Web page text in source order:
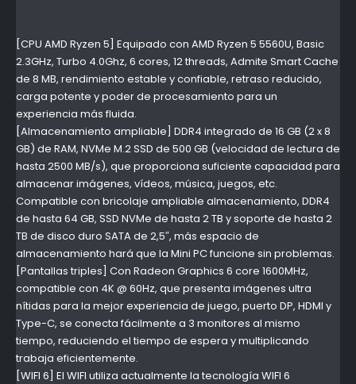
[CPU AMD Ryzen 5] Equipado con AMD Ryzen 5 5560U, Basic
2.3GHz, Turbo 4.0Ghz, 6 cores, 12 threads, Admite Smart Cache
de 8 MB, rendimiento estable y confiable, retraso reducido,
carga potente y poder de procesamiento para un
experiencia más fluida.
[Almacenamiento ampliable] DDR4 integrado de 16 GB (2 x 8
GB) de RAM, NVMe M.2 SSD de 500 GB (velocidad de lectura de
hasta 2500 MB/s), que proporciona suficiente capacidad para
almacenar imágenes, vídeos, música, juegos, etc.
Compatible con bricolaje ampliable almacenamiento, DDR4
de hasta 64 GB, SSD NVMe de hasta 2 TB y soporte de hasta 2
TB de disco duro SATA de 2,5″, más espacio de
almacenamiento hará que la Mini PC funcione sin problemas.
[Pantallas triples] Con Radeon Graphics 6 core 1600MHz,
compatible con 4K @ 60Hz, que presenta imágenes ultra
nítidas para la mejor experiencia de juego, puerto DP, HDMI y
Type-C, se conecta fácilmente a 3 monitores al mismo
tiempo, reduciendo el tiempo de espera y multiplicando
trabaja eficientemente.
[WIFI 6] El WIFI utiliza actualmente la tecnología WIFI 6